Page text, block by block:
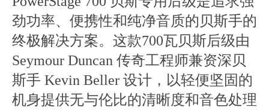
劲功率、便携性和纯净音质的贝斯手的
终极解决方案。这款700瓦贝斯后级由
Seymour Duncan 传奇工程师兼资深贝
斯手 Kevin Beller 设计，以轻便坚固的
机身提供无与伦比的清晰度和音色处理